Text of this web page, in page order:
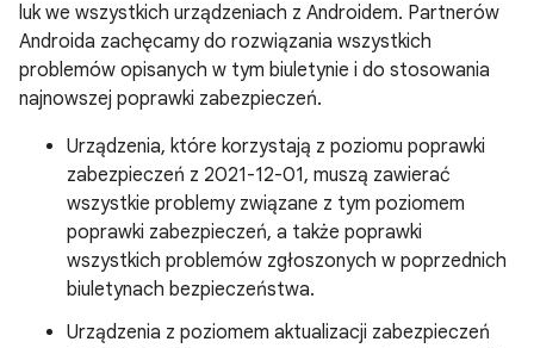
luk we wszystkich urządzeniach z Androidem. Partnerów
Androida zachęcamy do rozwiązania wszystkich
problemów opisanych w tym biuletynie i do stosowania
najnowszej poprawki zabezpieczeń.
Urządzenia, które korzystają z poziomu poprawki
zabezpieczeń z 2021-12-01, muszą zawierać
wszystkie problemy związane z tym poziomem
poprawki zabezpieczeń, a także poprawki
wszystkich problemów zgłoszonych w poprzednich
biuletynach bezpieczeństwa.
Urządzenia z poziomem aktualizacji zabezpieczeń